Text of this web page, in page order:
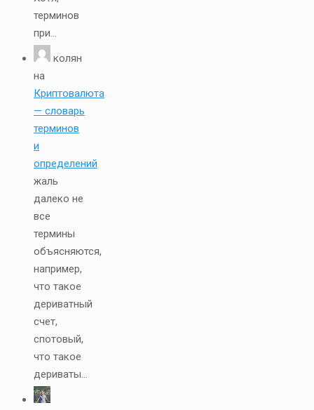
терминов
при...
колян
на
Криптовалюта
— словарь
терминов
и
определений
жаль
далеко не
все
термины
объясняются,
например,
что такое
дериватный
счет,
спотовый,
что такое
дериваты...